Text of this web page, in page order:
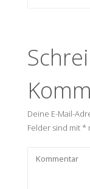
Deine E-Mail-
Felder sind mit*